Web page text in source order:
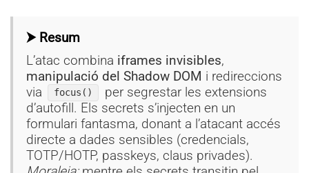
⮞ Resum
L’atac combina iframes invisibles,
manipulació del Shadow DOM i redireccions
via
focus()
per segrestar les extensions
d’autofill. Els secrets s’injecten en un
formulari fantasma, donant a l’atacant accés
directe a dades sensibles (credencials,
TOTP/HOTP, passkeys, claus privades).